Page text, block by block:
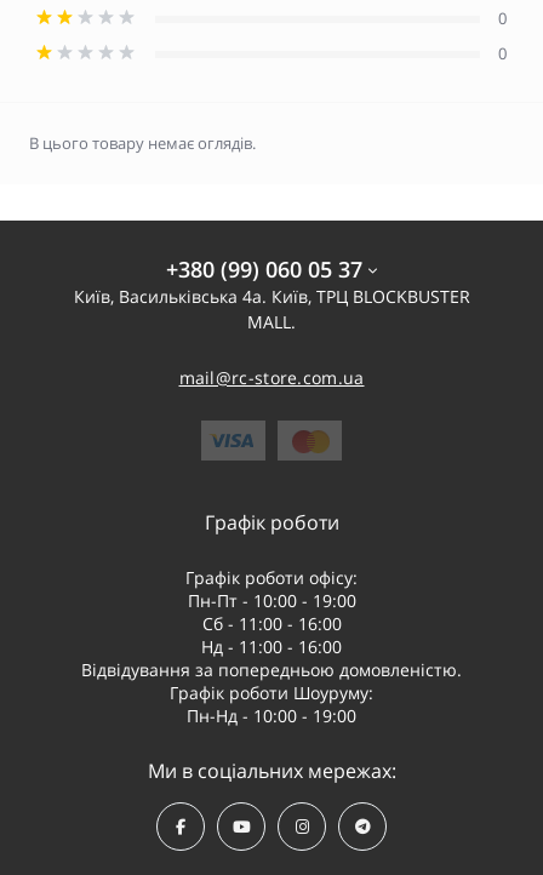
0
0
В цього товару немає оглядів.
+380 (99) 060 05 37
Київ, Васильківська 4а. Київ, ТРЦ BLOCKBUSTER
MALL.
mail@rc-store.com.ua
Графік роботи
Графік роботи офісу:
Пн-Пт - 10:00 - 19:00
Сб - 11:00 - 16:00
Нд - 11:00 - 16:00
Відвідування за попередньою домовленістю.
Графік роботи Шоуруму:
Пн-Нд - 10:00 - 19:00
Ми в соціальних мережах: